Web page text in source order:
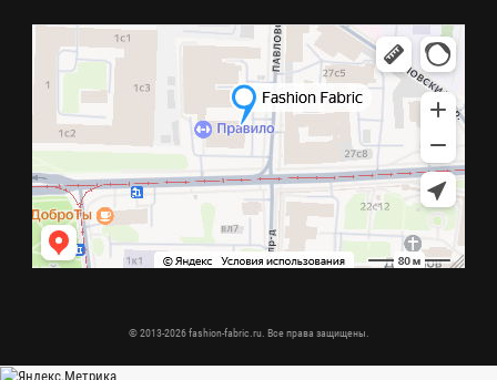
© 2013-2026 fashion-fabric.ru. Все права защищены.